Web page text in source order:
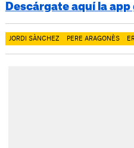
Descárgate aquí la
JORDI SÀNCHEZ PERE ARAGONÈS